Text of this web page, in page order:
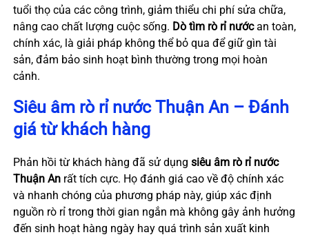
tuổi thọ của các công trình, giảm thiểu chi phí sửa chữa,
nâng cao chất lượng cuộc sống. Dò tìm rò rỉ nướcan toàn,
chính xác, là giải pháp không thể bỏ qua để giữ gìn tài
sản, đảm bảo sinh hoạt bình thường trong mọi hoàn
cảnh.
Siêu âm rò rỉ nước Thuận An – Đánh
giá từ khách hàng
Phản hồi từ khách hàng đã sử dụng siêu âm rò rỉ nước
Thuận Anrất tích cực. Họ đánh giá cao về độ chính xác
và nhanh chóng của phương pháp này, giúp xác định
nguồn rò rỉ trong thời gian ngắn mà không gây ảnh hưởng
đến sinh hoạt hàng ngày hay quá trình sản xuất kinh